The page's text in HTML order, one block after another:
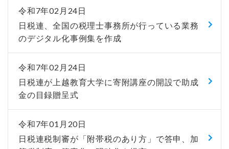
令和7年02月24日
日税連、全国の税理士事務所が行っている業務
のデジタル化事例集を作成
令和7年02月24日
日税連が上越教育大学に寄附講座の開設で助成
金の目録贈呈式
令和7年01月20日
日税連税制審が「附帯税のあり方」で答申、加